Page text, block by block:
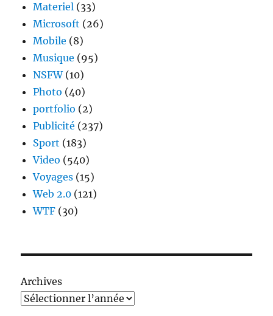
Materiel (33)
Microsoft (26)
Mobile (8)
Musique (95)
NSFW(10)
Photo (40)
portfolio (2)
Publicité (237)
Sport (183)
Video (540)
Voyages (15)
Web 2.0 (121)
WTF (30)
Archives